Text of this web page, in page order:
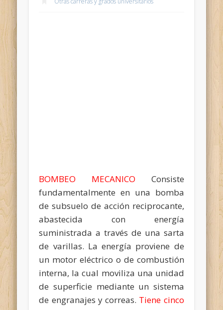
BOMBEO MECANICO Consiste
fundamentalmente en una bomba
de subsuelo de acción reciprocante,
abastecida con energía
suministrada a través de una sarta
de varillas. La energía proviene de
un motor eléctrico o de combustión
interna, la cual moviliza una unidad
de superficie mediante un sistema
de engranajes y correas. Tiene cinco